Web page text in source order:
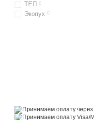
ТЕП 0
Экопух 0